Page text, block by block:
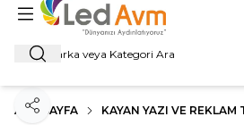
Ara
ANA SAYFA KAYAN YAZI VE REKLAM
Paylaş